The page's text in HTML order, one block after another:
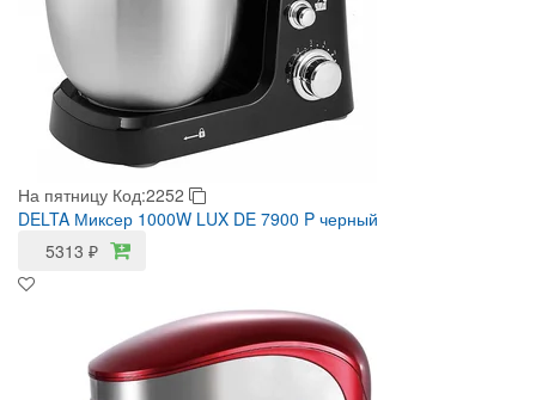
На пятницу Код:2252
DELTA Миксер 1000W LUX DE 7900 P черный
5313 ₽